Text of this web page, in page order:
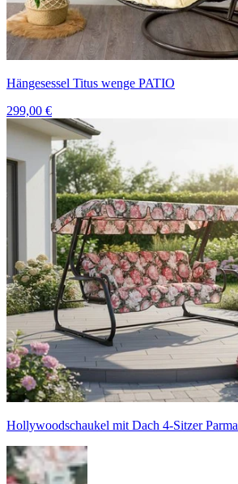
Hängesessel Titus wenge PATIO
299,00 €
Hollywoodschaukel mit Dach 4-Sitzer Parma